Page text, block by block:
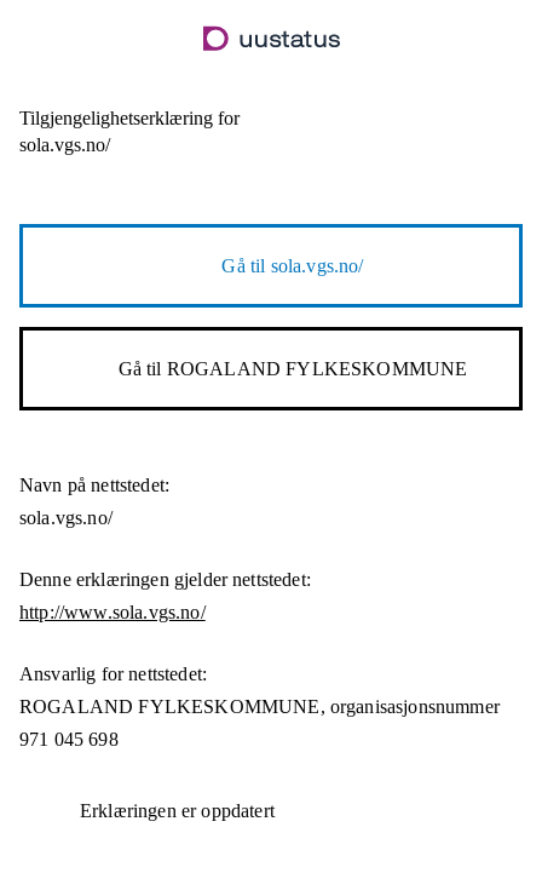
til
Tilgjengelighetserklæring for
sola.vgs.no/
Gå til sola.vgs.no/
Gå til ROGALAND FYLKESKOMMUNE
Navn på nettstedet:
sola.vgs.no/
Denne erklæringen gjelder nettstedet:
http://www.sola.vgs.no/
Ansvarlig for nettstedet:
ROGALAND FYLKESKOMMUNE, organisasjonsnummer
971 045 698
Erklæringen er oppdatert